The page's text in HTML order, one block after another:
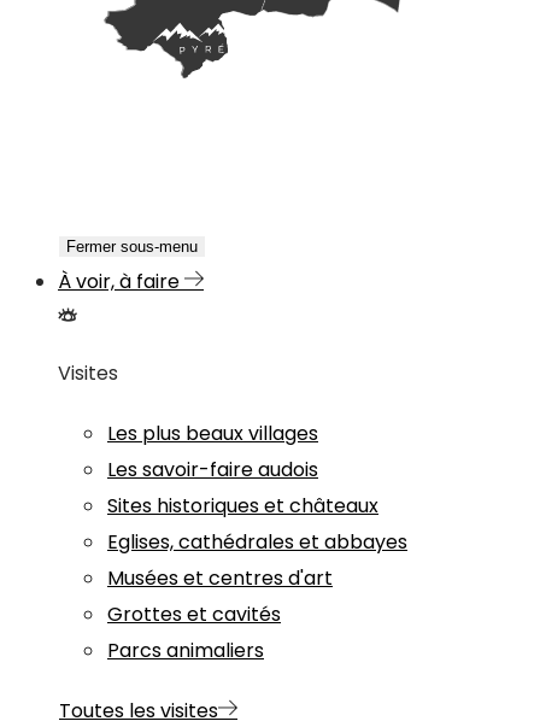
Fermer sous-menu
À voir, à faire
Visites
Les plus beaux villages
Les savoir-faire audois
Sites historiques et châteaux
Eglises, cathédrales et abbayes
Musées et centres d'art
Grottes et cavités
Parcs animaliers
Toutes les visites